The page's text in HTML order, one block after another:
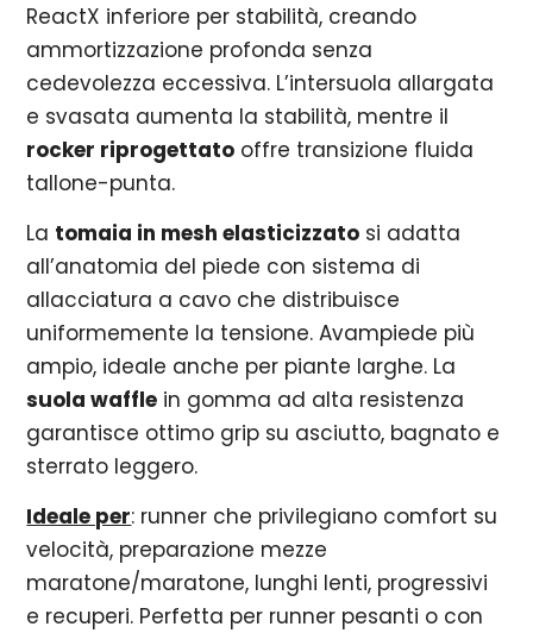
ReactX inferiore per stabilità, creando
ammortizzazione profonda senza
cedevolezza eccessiva. L’intersuola allargata
e svasata aumenta la stabilità, mentre il
rocker riprogettato offre transizione fluida
tallone-punta.
La tomaia in mesh elasticizzato si adatta
all’anatomia del piede con sistema di
allacciatura a cavo che distribuisce
uniformemente la tensione. Avampiede più
ampio, ideale anche per piante larghe. La
suola waffle in gomma ad alta resistenza
garantisce ottimo grip su asciutto, bagnato e
sterrato leggero.
Ideale per: runner che privilegiano comfort su
velocità, preparazione mezze
maratone/maratone, lunghi lenti, progressivi
e recuperi. Perfetta per runner pesanti o con